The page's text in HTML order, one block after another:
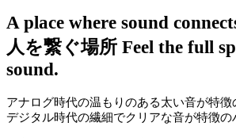
A place where sound
人を繋ぐ場所 Feel the full
sound.
アナログ時代の温もりのある太い音が特徴
デジタル時代の繊細でクリアな音が特徴の